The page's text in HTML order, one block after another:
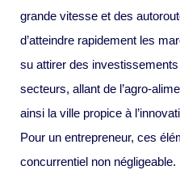
grande vitesse et des
d’atteindre rapidement les
su attirer des
secteurs, allant de l’agro-
ainsi la ville propice à
Pour un entrepreneur, ces
concurrentiel non négligeable.